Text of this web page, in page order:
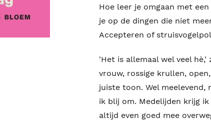
Hoe leer je omgaan met
je op de dingen die niet
Accepteren of
'Het is allemaal wel veel
vrouw, rossige krullen,
juiste toon. Wel meelevend,
ik blij om. Medelijden krijg
altijd even goed mee